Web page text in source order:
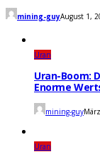
mining-guyAugust 1,
Uran
Uran-Boom:
Enorme
mining-guy
Uran